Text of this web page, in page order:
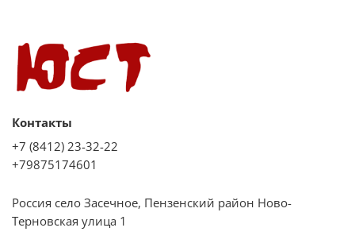
Вес товара без упаковки (кг) - 59
Вес товара в упаковке (кг) - 60,4
Контакты
+7 (8412) 23-32-22
+79875174601
Россия село Засечное, Пензенский район Ново-
Терновская улица 1